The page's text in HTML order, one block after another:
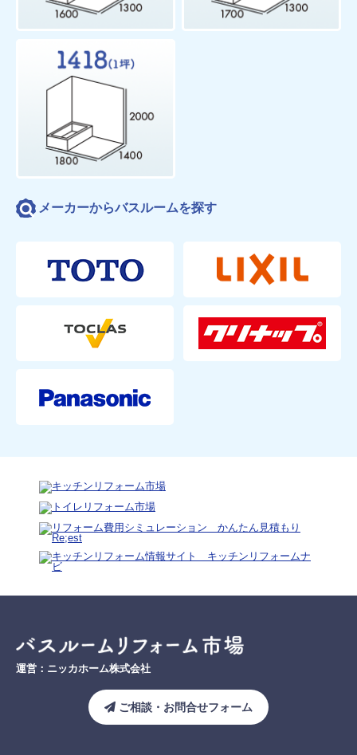
メーカーからバスルームを探す
運営：ニッカホーム株式会社
ご相談・お問合せフォーム